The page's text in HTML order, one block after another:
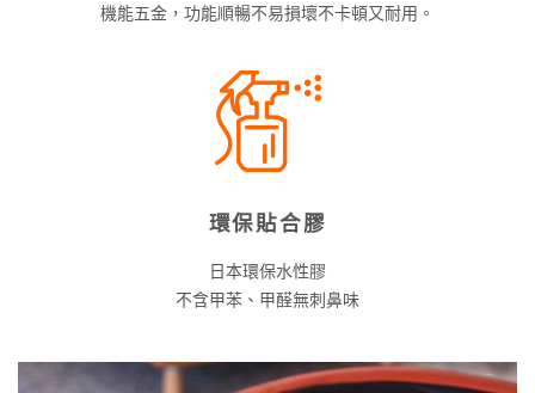
機能五金，功能順暢不易損壞不卡頓又耐用。
環保貼合膠
日本環保水性膠
不含甲苯、甲醛無刺鼻味